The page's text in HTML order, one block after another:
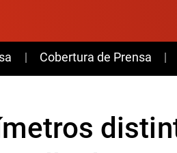
Cobertura de Prensa